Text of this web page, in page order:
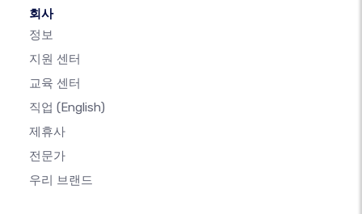
회사
정보
지원 센터
교육 센터
직업 (English)
제휴사
전문가
우리 브랜드